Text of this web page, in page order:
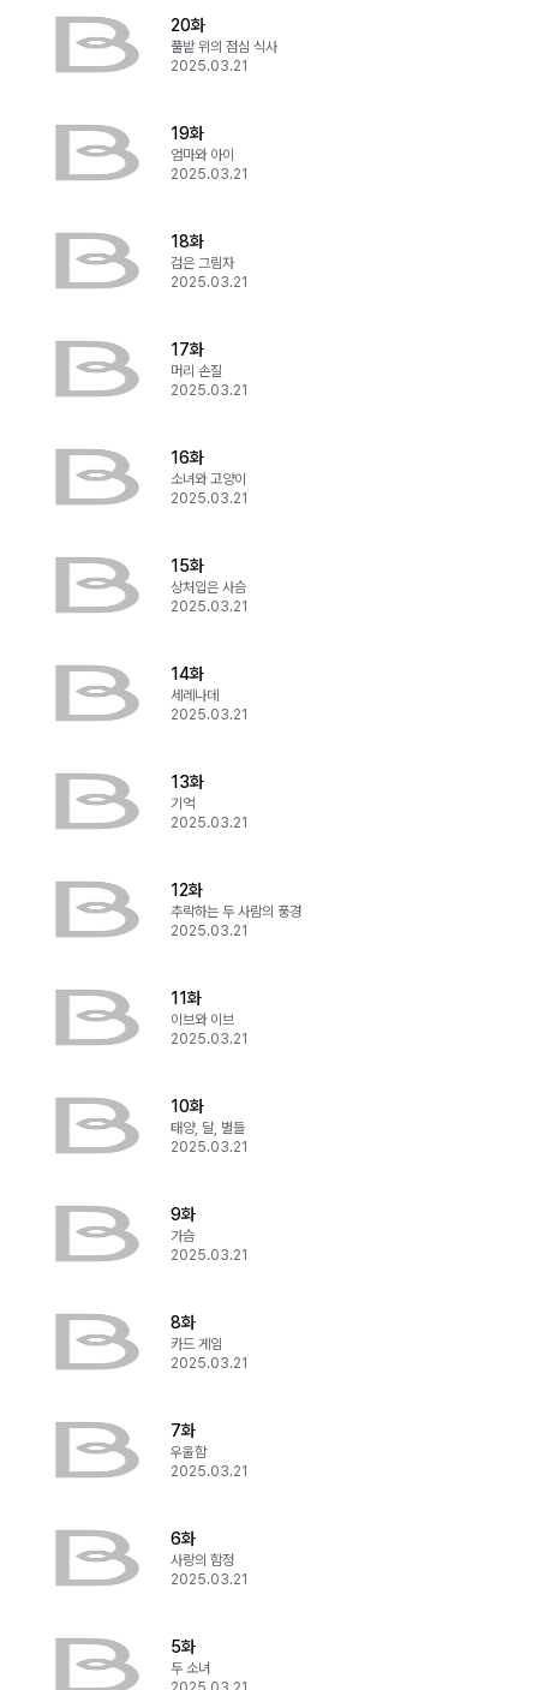
20화
풀밭 위의 점심 식사
2025.03.21
19화
엄마와 아이
2025.03.21
18화
검은 그림자
2025.03.21
17화
머리 손질
2025.03.21
16화
소녀와 고양이
2025.03.21
15화
상처입은 사슴
2025.03.21
14화
세레나데
2025.03.21
13화
기억
2025.03.21
12화
추락하는 두 사람의 풍경
2025.03.21
11화
이브와 이브
2025.03.21
10화
태양, 달, 별들
2025.03.21
9화
가슴
2025.03.21
8화
카드 게임
2025.03.21
7화
우울함
2025.03.21
6화
사랑의 함정
2025.03.21
5화
두 소녀